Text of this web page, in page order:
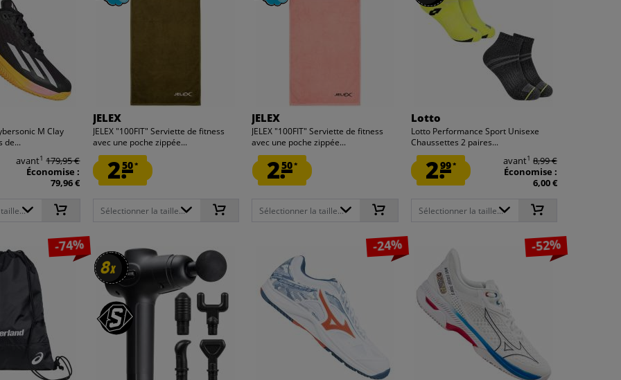
M Clay
de...
avant1 179,95 €
Économise :
79,96 €
JELEX
JELEX "100FIT" Serviette de fitness
avec une poche zippée...
2.50*
Sélectionner la taille...
JELEX
JELEX "100FIT" Serviette de fitness
avec une poche zippée...
2.50*
Sélectionner la taille...
Lotto
Lotto Performance Sport Unisexe
Chaussettes 2 paires...
2.99* avant1 8,99 €
Économise :
6,00 €
Sélectionner la taille...
-74%
8x
8x
-24% -52%